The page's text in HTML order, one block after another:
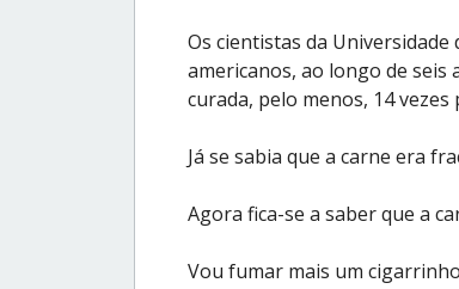
Os cientistas da
americanos, ao longo de seis
curada, pelo menos, 14
Já se sabia que a carne era
Agora fica-se a saber que a
Vou fumar mais um